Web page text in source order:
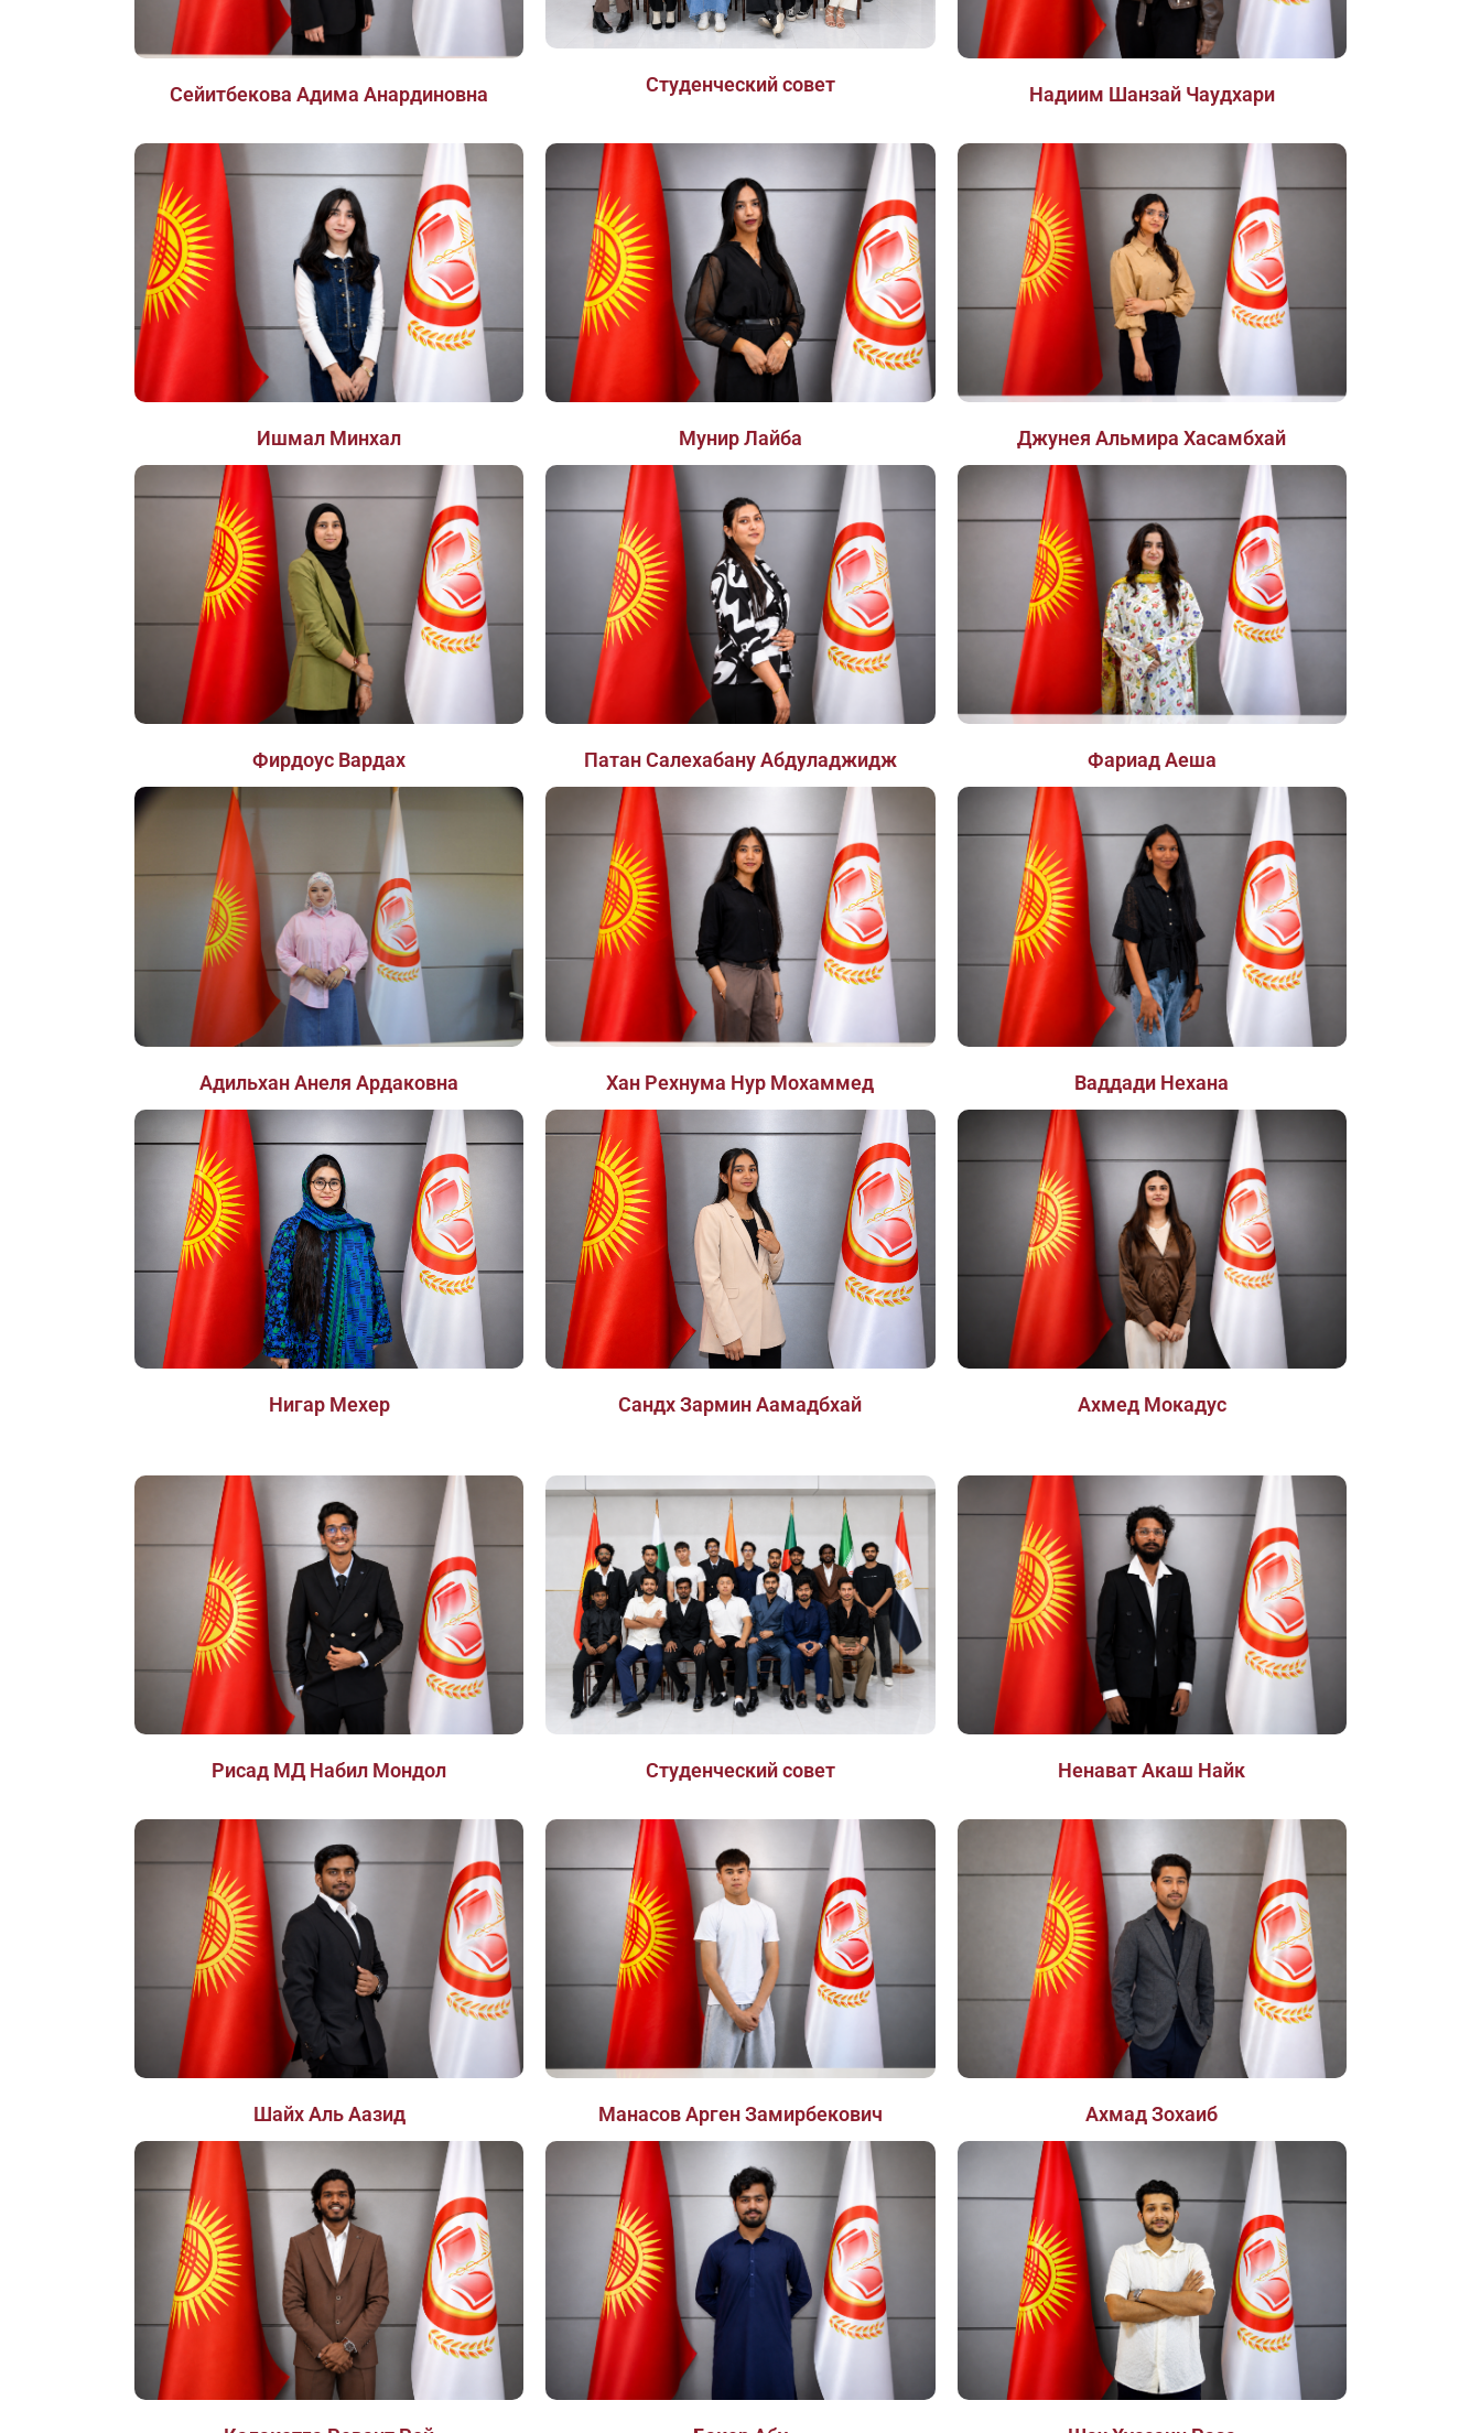
Сейитбекова Адима Анардиновна Студенческий совет Надиим Шанзай Чаудхари
Ишмал Минхал
Фирдоус Вардах
Адильхан Анеля Ардаковна
Нигар Мехер
Мунир Лайба
Патан Салехабану Абдуладжидж
Хан Рехнума Нур Мохаммед
Сандх Зармин Аамадбхай
Джунея Альмира Хасамбхай
Фариад Аеша
Ваддади Нехана
Ахмед Мокадус
Рисад МД Набил Мондол Студенческий совет Ненават Акаш Найк
Шайх Аль Аазид Манасов Арген Замирбекович Ахмад Зохаиб